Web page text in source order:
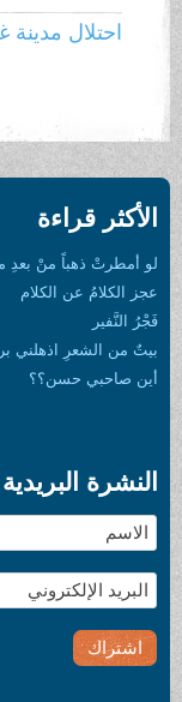
احتلال مدينة
الأكثر قراءة
لو أمطرتْ ذهباً منْ بعدِ ما
عجز الكلامُ عن الكلام
فَجْرُ النَّفير
بيتٌ من الشعرِ اذهلني
أين صاحبي حسن؟؟
النشرة البريدية